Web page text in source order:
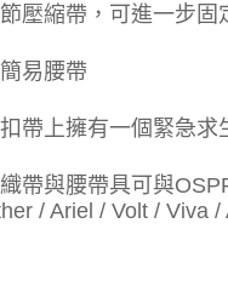
壓縮帶，可進一步
易腰帶
帶上擁有一個緊急求
帶與腰帶具可與
/ Ariel / Volt / Viva